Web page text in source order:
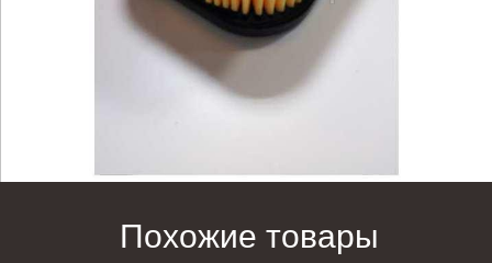
Похожие товары